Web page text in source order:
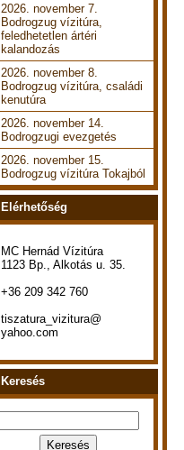
2026. november 7.
Bodrogzug vízitúra,
feledhetetlen ártéri
kalandozás
2026. november 8.
Bodrogzug vízitúra, családi
kenutúra
2026. november 14.
Bodrogzugi evezgetés
2026. november 15.
Bodrogzug vízitúra Tokajból
Elérhetőség
MC Hernád Vízitúra
1123 Bp., Alkotás u. 35.
+36 209 342 760
tiszatura_vizitura@
yahoo.com
Keresés